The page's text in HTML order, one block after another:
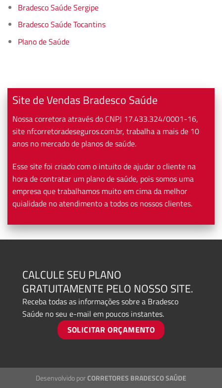
Bradesco Saúde Sergipe
Bradesco Saúde Tocantins
Plano de Saúde
Site de Vendas Bradesco Saúde
Nossa corretora através do CNPJ 17.433.324/0001-16,
site nfcorretoradeseguros.com.br, trabalha a mais de 10
anos no mercado de planos de saúde.
Esse site foi criado com o intuito de ajudar o cliente na
hora de contratar um plano de saúde, pois somos uma
empresa que trabalhamos muito em cima da melhor
quialidade no atendimento a todos os nossos clientes.
CALCULE SEU PLANO
GRATUITAMENTE PELO NOSSO SITE.
Receba todas as informações sobre a Bradesco
Saúde no seu e-mail em poucos instantes.
SOLICITAR ORÇAMENTO
Desenvolvido porCORRETORES BRADESCO SAÚDE